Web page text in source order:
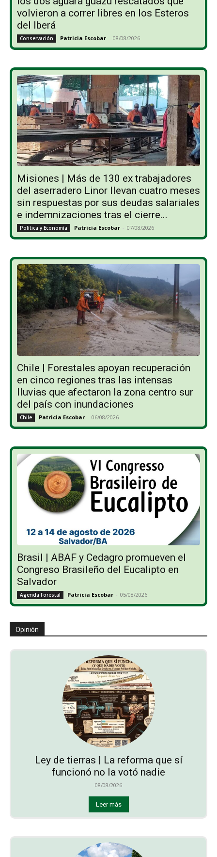
volvieron a correr libres en los Esteros
del Iberá
Conservación Patricia Escobar - 08/08/2026
Misiones | Más de 130 ex trabajadores
del aserradero Linor llevan cuatro meses
sin respuestas por sus deudas salariales
e indemnizaciones tras el cierre...
Política y Economía Patricia Escobar - 07/08/2026
Chile | Forestales apoyan recuperación
en cinco regiones tras las intensas
lluvias que afectaron la zona centro sur
del país con inundaciones
Chile Patricia Escobar - 06/08/2026
Brasil | ABAF y Cedagro promueven el
Congreso Brasileño del Eucalipto en
Salvador
Agenda Forestal Patricia Escobar - 05/08/2026
Opinión
Ley de tierras | La reforma que sí
funcionó no la votó nadie
08/08/2026
Leer más